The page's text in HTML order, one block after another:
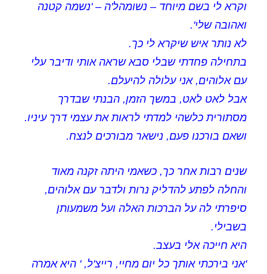
וקרא לי בשם מיוחד – נשומהל'ה – 'נשמה קטנה
ואהובה שלי'.
לא נותר איש שיקרא לי כך.
בתחילה פחדתי שבלי סבא שראה אותי ודיבר עלי
עם אלוהים, אני עלולה להיעלם.
אבל לאט לאט, במשך הזמן, הבנתי שבדרך
מסתורית כלשהי למדתי לראות את עצמי דרך עיניו.
ושאם בורכנו פעם, נישאר מבורכים לנצח.
שנים רבות אחר כך, כשאמי היתה זקנה מאוד
והחלה לפתע להדליק נרות ולדבר עם אלוהים,
סיפרתי לה על הברכות האלה ועל משמעותן
בשבילי.
היא חייכה אלי בעצב.
'אני בירכתי אותך כל יום מחיי, רייצ'ל, ' היא אמרה